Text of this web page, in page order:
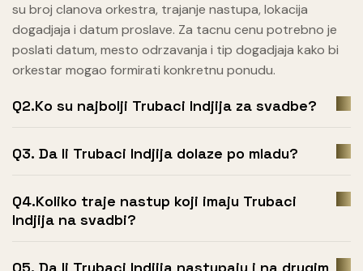
su broj clanova orkestra, trajanje nastupa, lokacija
dogadjaja i datum proslave. Za tacnu cenu potrebno je
poslati datum, mesto odrzavanja i tip dogadjaja kako bi
orkestar mogao formirati konkretnu ponudu.
Q2.Ko su najbolji Trubaci Indjija za svadbe?
Q3. Da li Trubaci Indjija dolaze po mladu?
Q4.Koliko traje nastup koji imaju Trubaci
Indjija na svadbi?